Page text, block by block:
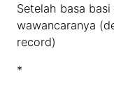
Setelah basa
wawancaranya
record)
*